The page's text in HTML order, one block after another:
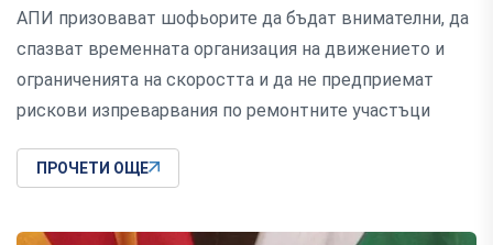
АПИ призовават шофьорите да бъдат внимателни, да
спазват временната организация на движението и
ограниченията на скоростта и да не предприемат
рискови изпреварвания по ремонтните участъци
ПРОЧЕТИ ОЩЕ